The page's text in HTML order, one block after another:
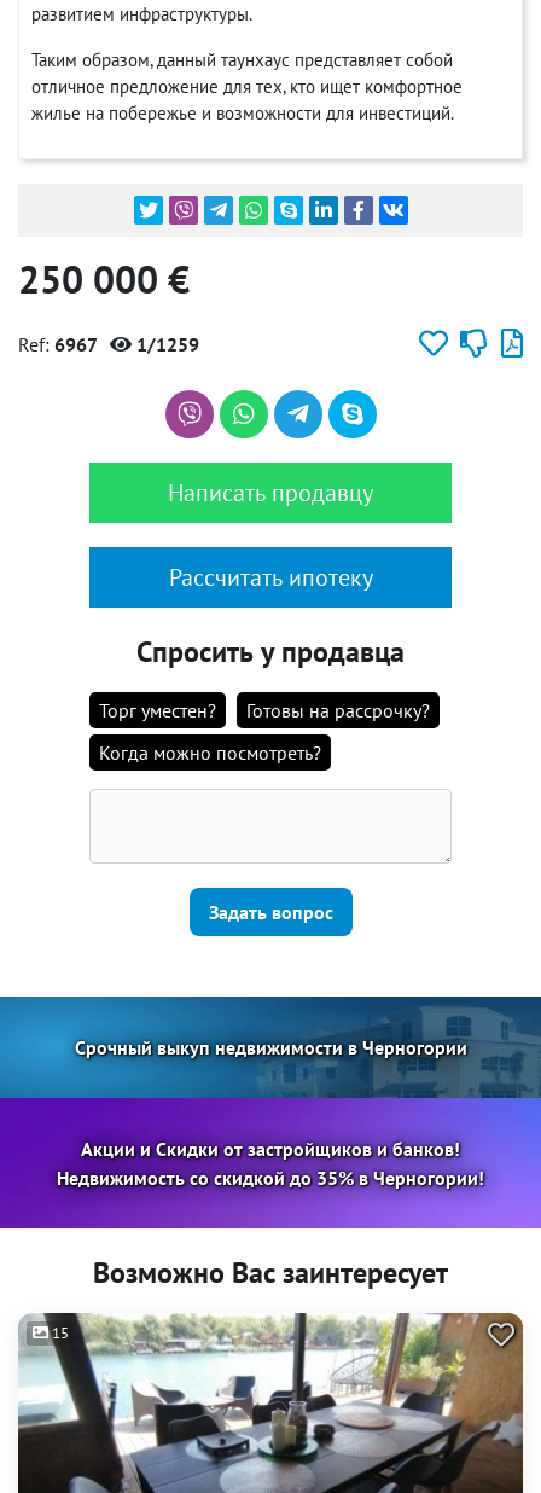
развитием инфраструктуры.
Таким образом, данный таунхаус представляет собой
отличное предложение для тех, кто ищет комфортное
жилье на побережье и возможности для инвестиций.
250 000 €
Ref: 6967 1/1259
Написать продавцу
Рассчитать ипотеку
Спросить у продавца
Торг уместен?
Готовы на рассрочку?
Когда можно посмотреть?
Задать вопрос
Срочный выкуп недвижимости в Черногории
Акции и Скидки от застройщиков и банков!
Недвижимость со скидкой до 35% в Черногории!
Возможно Вас заинтересует
15